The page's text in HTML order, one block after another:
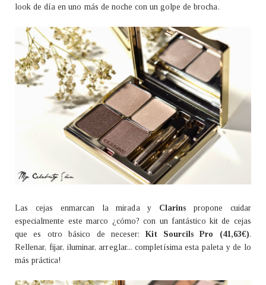
look de día en uno más de noche con un golpe de brocha.
Las cejas enmarcan la mirada y Clarins propone cuidar
especialmente este marco ¿cómo? con un fantástico kit de cejas
que es otro básico de neceser:Kit Sourcils Pro (41,63€).
Rellenar, fijar, iluminar, arreglar... completísima esta paleta y de lo
más práctica!